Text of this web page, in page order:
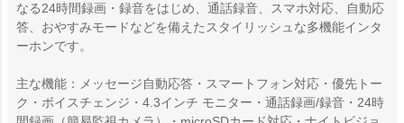
なる24時間録画・録音をはじめ、通話録音、スマホ対応、自動応
答、おやすみモードなどを備えたスタイリッシュな多機能インタ
ーホンです。
主な機能：メッセージ自動応答・スマートフォン対応・優先トー
ク・ボイスチェンジ・4.3インチ モニター・通話録画/録音・24時